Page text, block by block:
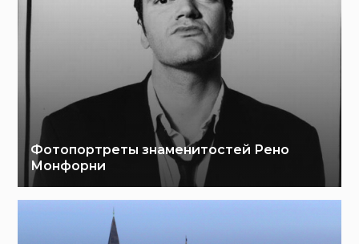
Фотопортреты знаменитостей Рено
Монфорни